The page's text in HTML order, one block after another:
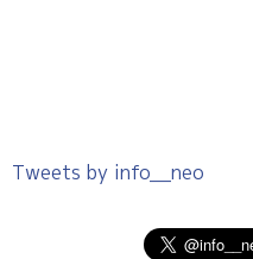
Tweets by info__neo